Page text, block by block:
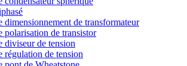
dimensionnement de transformateur
polarisation de transistor
diviseur de tension
régulation de tension